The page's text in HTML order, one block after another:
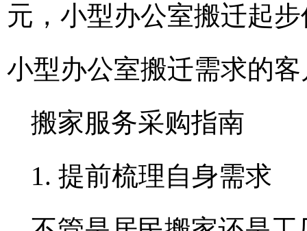
元，小型办公室搬迁起
小型办公室搬迁需求的
搬家服务采购指南
1. 提前梳理自身需求